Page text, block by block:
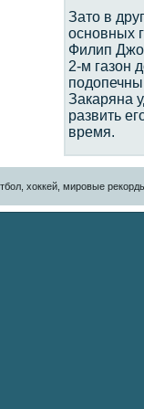
Зато в
основных
Филип
2-м газон
Закаряна
развить
время.
хоккей, мировые